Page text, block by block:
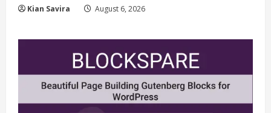
Kian Savira August 6, 2026